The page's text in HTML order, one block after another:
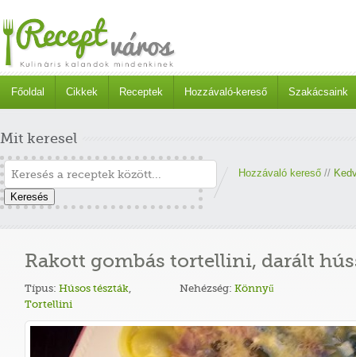
Főoldal Cikkek Receptek Hozzávaló-kereső Szakácsaink
Mit keresel
Keresés
Hozzávaló kereső //
Rakott gombás tortellini, darált
Típus: Húsos tészták,
Tortellini
Nehézség: Könnyű